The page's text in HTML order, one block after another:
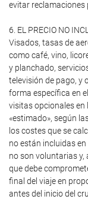
evitar reclamaciones
6. EL PRECIO NO
Visados, tasas de
como café, vino,
y planchado,
televisión de pago, y
forma específica en
visitas opcionales en
«estimado», según
los costes que se
no están incluidas
no son voluntarias y,
que debe
final del viaje en
antes del inicio del